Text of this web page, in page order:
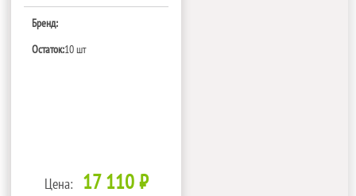
Бренд:
Остаток:10 шт
Цена: 17 110 ₽